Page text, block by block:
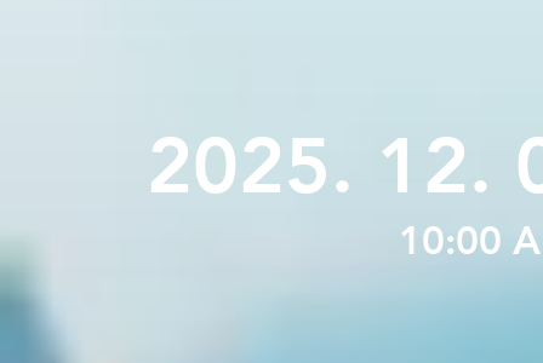
2025. 12.
10:00